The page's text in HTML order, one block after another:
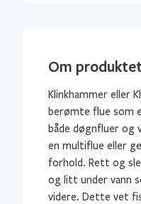
Om produktet
Klinkhammer eller
berømte flue som
både døgnfluer og
en multiflue eller
forhold. Rett og
og litt under vann
videre. Dette vet